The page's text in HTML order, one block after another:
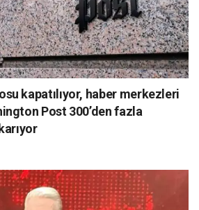
kapatılıyor, haber merkezleri
Post 300’den fazla